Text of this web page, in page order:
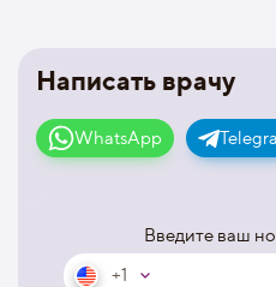
Написать врачу
WhatsApp
Введите ваш
+1